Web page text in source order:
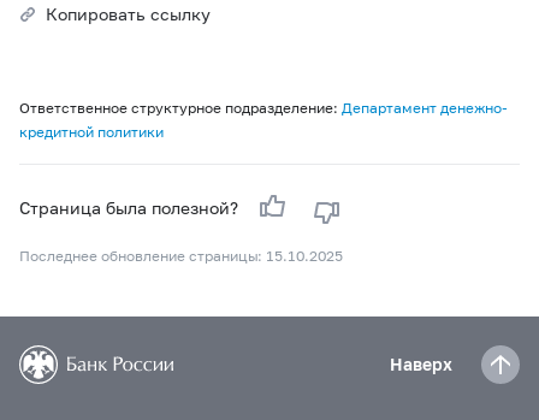
Копировать ссылку
Ответственное структурное подразделение: Департамент денежно-
кредитной политики
Страница была полезной?
Последнее обновление страницы: 15.10.2025
Наверх